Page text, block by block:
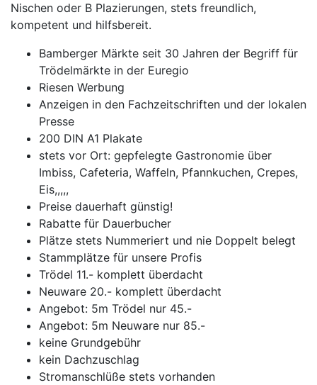
Nischen oder B Plazierungen, stets freundlich,
kompetent und hilfsbereit.
Bamberger Märkte seit 30 Jahren der Begriff für
Trödelmärkte in der Euregio
Riesen Werbung
Anzeigen in den Fachzeitschriften und der lokalen
Presse
200 DIN A1 Plakate
stets vor Ort: gepfelegte Gastronomie über
Imbiss, Cafeteria, Waffeln, Pfannkuchen, Crepes,
Eis,,,,,
Preise dauerhaft günstig!
Rabatte für Dauerbucher
Plätze stets Nummeriert und nie Doppelt belegt
Stammplätze für unsere Profis
Trödel 11.- komplett überdacht
Neuware 20.- komplett überdacht
Angebot: 5m Trödel nur 45.-
Angebot: 5m Neuware nur 85.-
keine Grundgebühr
kein Dachzuschlag
Stromanschlüße stets vorhanden